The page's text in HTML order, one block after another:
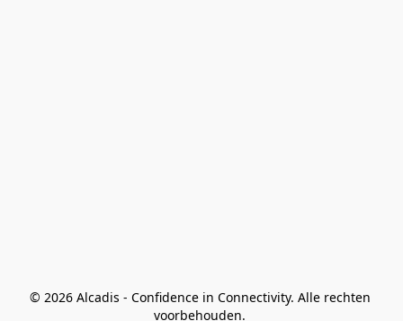
© 2026 Alcadis - Confidence in Connectivity. Alle rechten
voorbehouden.